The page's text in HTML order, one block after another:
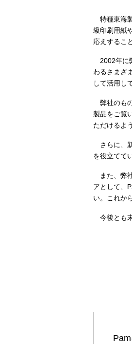
特種東海
級印刷用紙
応えするこ
2002年に
わるさまざ
して活用し
弊社のも
製品をご覧
ただけるよ
さらに、
を役立てて
また、弊
アとして、
い。これか
今後とも
Pam